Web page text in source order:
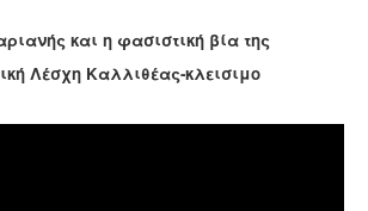
και η φασιστική βία της
Λέσχη Καλλιθέας-κλεισιμο